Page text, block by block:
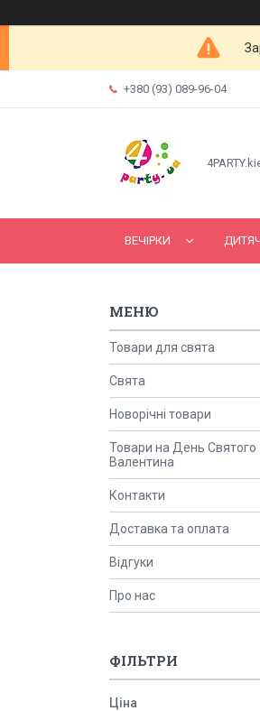
+380 (93) 089-96-04
ВЕЧІРКИ
Товари для свята
Свята
Новорічні товари
Товари на День Святого
Валентина
Контакти
Доставка та оплата
Відгуки
Про нас
ФІЛЬТРИ
Ціна